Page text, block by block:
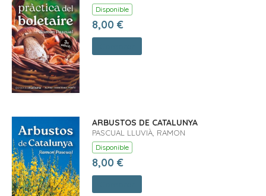
Disponible
8,00 €
ARBUSTOS DE CATALUNYA
PASCUAL LLUVIÀ, RAMON
Disponible
8,00 €